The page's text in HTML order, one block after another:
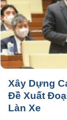
Xây Dựng
Đề Xuất
Làn Xe